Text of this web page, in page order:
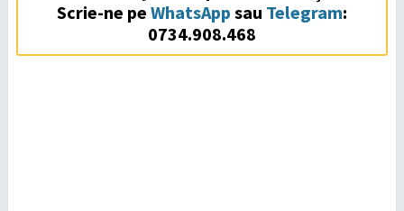
Scrie-ne pe WhatsApp sau Telegram:
0734.908.468